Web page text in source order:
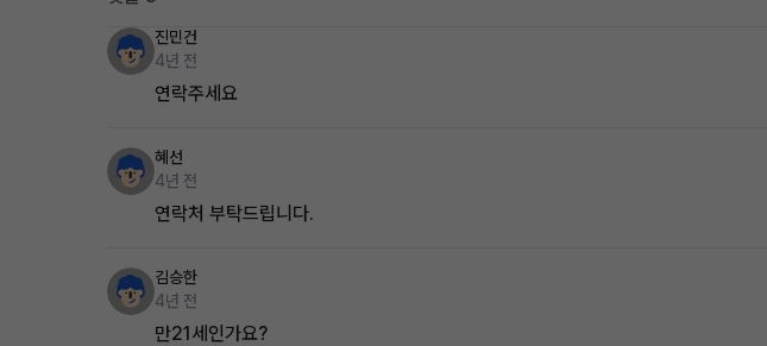
진민건
4년 전
연락주세요
혜선
4년 전
연락처 부탁드립니다.
김승한
4년 전
만21세인가요?